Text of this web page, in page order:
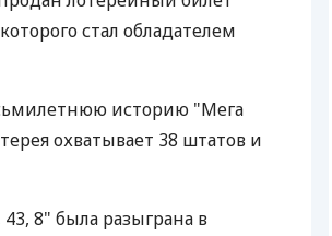
ЕЖЕМЕСЯЧНЫЙ ОБЗОР
БАНКОВСКИМ КАРТАМ
стал обладателем
историю "Мега
охватывает 38 штатов и
8" была разыграна в